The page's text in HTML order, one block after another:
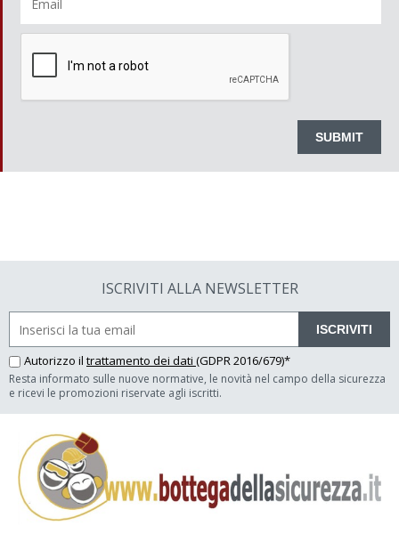
ISCRIVITI ALLA NEWSLETTER
ISCRIVITI
Autorizzo il trattamento dei dati (GDPR 2016/679)*
Resta informato sulle nuove normative, le novità nel campo della sicurezza
e ricevi le promozioni riservate agli iscritti.